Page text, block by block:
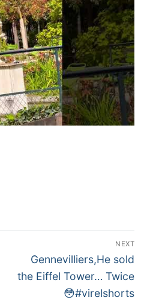
NEXT
Next
post:
Gennevilliers,He sold
the Eiffel Tower… Twice
😳#virelshorts